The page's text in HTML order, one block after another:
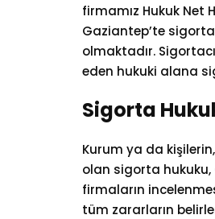
firmamız Hukuk Net
Gaziantep’te
olmaktadır.
eden hukuki alana
Sigorta
Kurum ya da
olan sigorta hukuku,
firmaların
tüm zararların